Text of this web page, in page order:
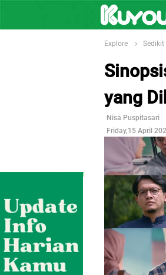
Explore Sedikit
yang
Nisa Puspitasari
Friday,15 April